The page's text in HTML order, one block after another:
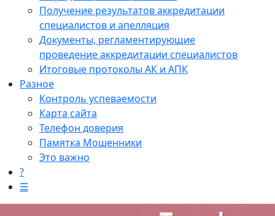
Получение результатов аккредитации
специалистов и апелляция
Документы, регламентирующие
проведение аккредитации специалистов
Итоговые протоколы АК и АПК
Разное
Контроль успеваемости
Карта сайта
Телефон доверия
Памятка Мошенники
Это важно
?
☰